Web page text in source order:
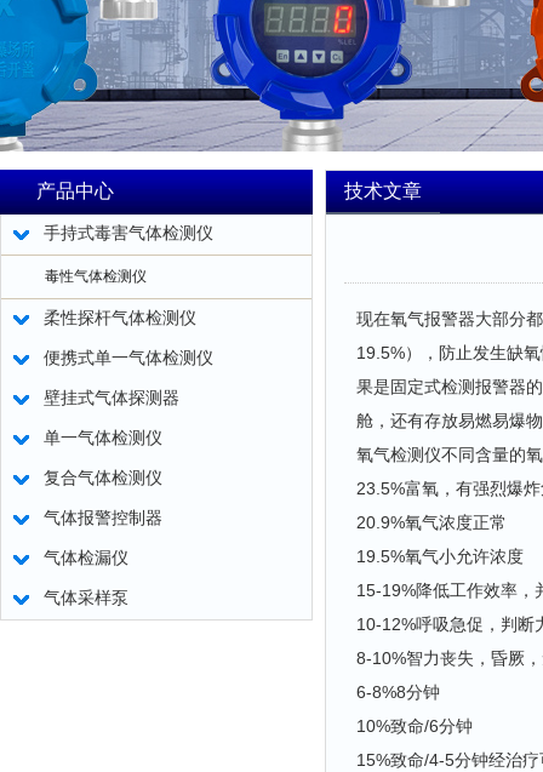
产品中心
手持式毒害气体检测仪
毒性气体检测仪
柔性探杆气体检测仪
便携式单一气体检测仪
壁挂式气体探测器
单一气体检测仪
复合气体检测仪
气体报警控制器
气体检漏仪
气体采样泵
技术文章
现在氧气报警器大部分
19.5%），防止发生缺
果是固定式检测报警器
舱，还有存放易燃易爆
氧气检测仪不同含量的
23.5%富氧，有强烈爆
20.9%氧气浓度正常
19.5%氧气小允许浓度
15-19%降低工作效率，
10-12%呼吸急促，判断
8-10%智力丧失，昏厥
6-8%8分钟
10%致命/6分钟
15%致命/4-5分钟经治疗